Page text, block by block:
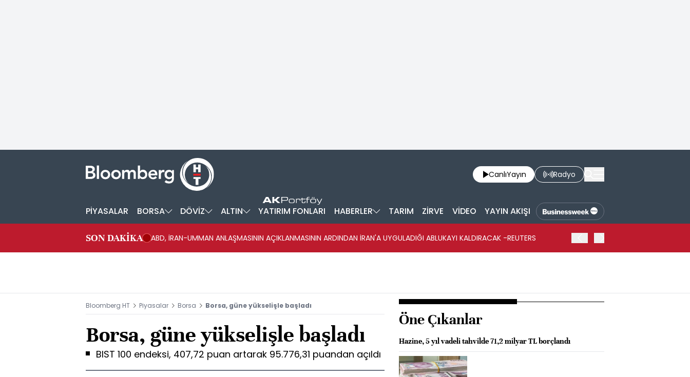
CanlıYayın Radyo
PİYASALAR BORSA DÖVİZ ALTIN YATIRIM FONLARI HABERLER TARIM ZİRVE VİDEO YAYIN AKIŞI
SON DAKİKA ABD, İRAN-UMMAN ANLAŞMASININ AÇIKLANMASININ ARDINDAN İRAN'A UYGULADIĞI ABLUKAYI KALDIRACAK -REUTERS
Bloomberg HT Piyasalar Borsa Borsa, güne yükselişle başladı
Borsa, güne yükselişle başladı
BIST 100 endeksi, 407,72 puan artarak 95.776,31 puandan açıldı
Öne Çıkanlar
Hazine, 5 yıl vadeli tahvilde 71,2 milyar TL borçlandı